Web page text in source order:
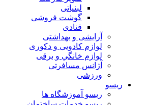
لبنیاتی
گوشت فروشی
قنادی
آرایشی و بهداشتی
لوازم کادویی و دکوری
لوازم خانگي و برقی
آژانس مسافرتی
ورزشی
ریسو
ریسو آموزشگاه ها